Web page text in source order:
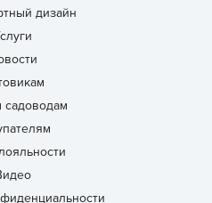
дизайн
садоводам